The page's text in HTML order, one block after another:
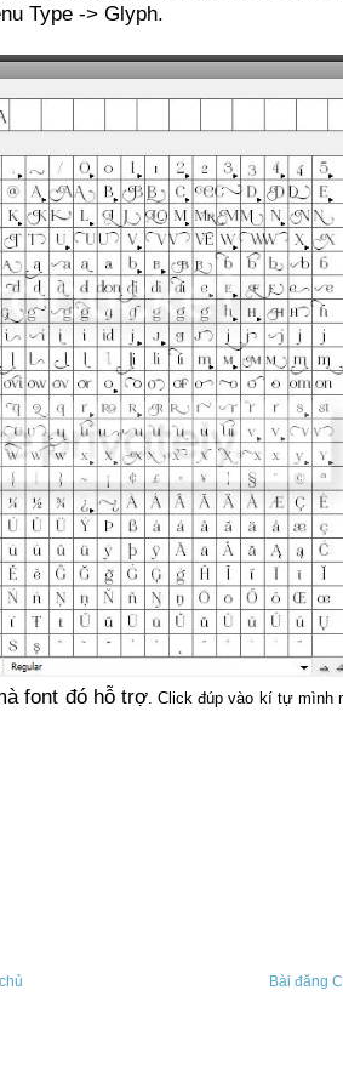
Type -> Glyph.
font đó hỗ trợ. Click đúp vào kí tự mình
Bài đăng